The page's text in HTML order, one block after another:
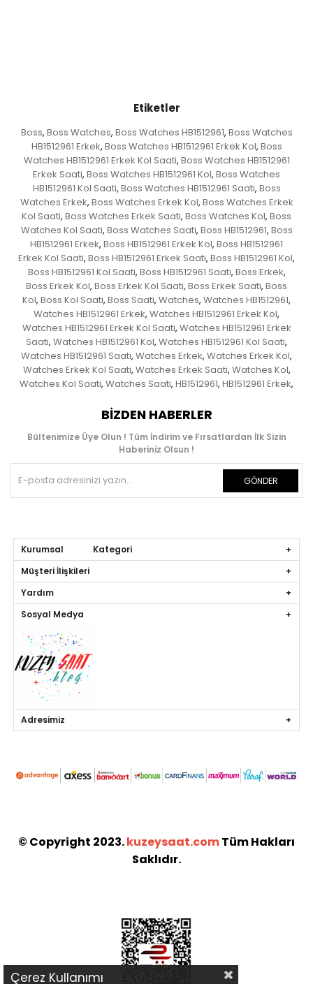
Etiketler
Boss, Boss Watches, Boss Watches HB1512961, Boss Watches
HB1512961 Erkek, Boss Watches HB1512961 Erkek Kol, Boss
Watches HB1512961 Erkek Kol Saati, Boss Watches HB1512961
Erkek Saati, Boss Watches HB1512961 Kol, Boss Watches
HB1512961 Kol Saati, Boss Watches HB1512961 Saati, Boss
Watches Erkek, Boss Watches Erkek Kol, Boss Watches Erkek
Kol Saati, Boss Watches Erkek Saati, Boss Watches Kol, Boss
Watches Kol Saati, Boss Watches Saati, Boss HB1512961, Boss
HB1512961 Erkek, Boss HB1512961 Erkek Kol, Boss HB1512961
Erkek Kol Saati, Boss HB1512961 Erkek Saati, Boss HB1512961 Kol,
Boss HB1512961 Kol Saati, Boss HB1512961 Saati, Boss Erkek,
Boss Erkek Kol, Boss Erkek Kol Saati, Boss Erkek Saati, Boss
Kol, Boss Kol Saati, Boss Saati, Watches, Watches HB1512961,
Watches HB1512961 Erkek, Watches HB1512961 Erkek Kol,
Watches HB1512961 Erkek Kol Saati, Watches HB1512961 Erkek
Saati, Watches HB1512961 Kol, Watches HB1512961 Kol Saati,
Watches HB1512961 Saati, Watches Erkek, Watches Erkek Kol,
Watches Erkek Kol Saati, Watches Erkek Saati, Watches Kol,
Watches Kol Saati, Watches Saati, HB1512961, HB1512961 Erkek,
BIZDEN HABERLER
Bültenimize Üye Olun ! Tüm İndirim ve Fırsatlardan İlk Sizin
Haberiniz Olsun !
GÖNDER
Kurumsal Kategori
Müşteri İlişkileri
Yardım
Sosyal Medya
Adresimiz
© Copyright 2023.kuzeysaat.comTüm Hakları
Saklıdır.
Çerez Kullanımı